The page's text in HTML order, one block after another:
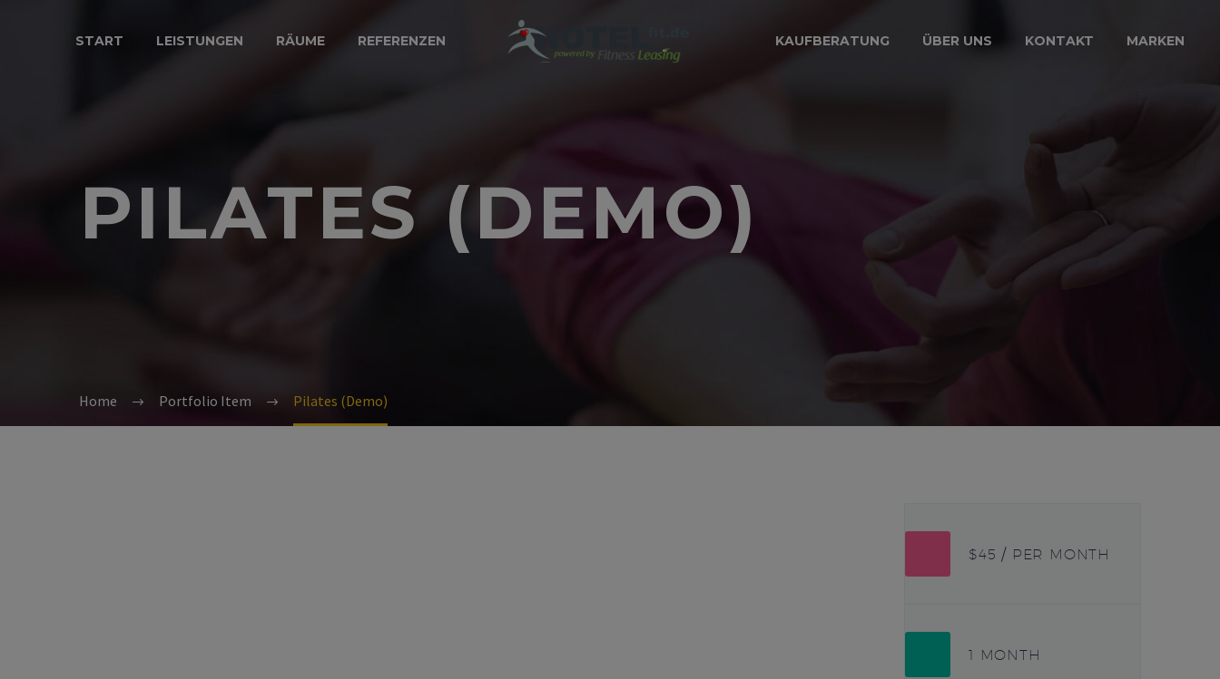
START LEISTUNGEN RÄUME REFERENZEN KAUFBERATUNG ÜBER UNS KONTAKT MARKEN
PILATES (DEMO)
Home Portfolio Item Pilates (Demo)
$45 / PER MONTH
1 MONTH